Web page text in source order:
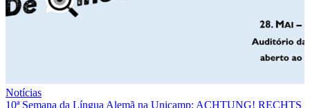
Notícias
10ª Semana da Língua Alemã na Unicamp: ACHTUNG! RECHTS